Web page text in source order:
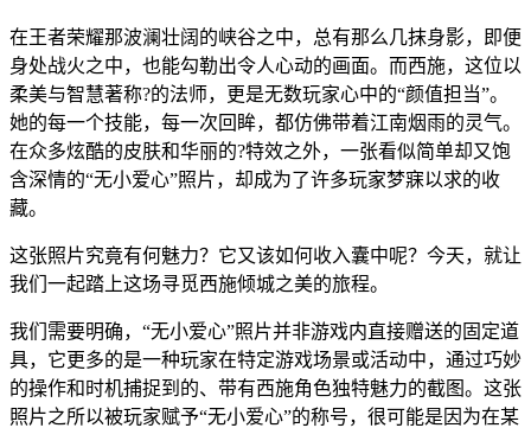
在王者荣耀那波澜壮阔的峡谷之中，总有那么几抹身影，即便
身处战火之中，也能勾勒出令人心动的画面。而西施，这位以
柔美与智慧著称?的法师，更是无数玩家心中的“颜值担当”。
她的每一个技能，每一次回眸，都仿佛带着江南烟雨的灵气。
在众多炫酷的皮肤和华丽的?特效之外，一张看似简单却又饱
含深情的“无小爱心”照片，却成为了许多玩家梦寐以求的收
藏。
这张照片究竟有何魅力？它又该如何收入囊中呢？今天，就让
我们一起踏上这场寻觅西施倾城之美的旅程。
我们需要明确，“无小爱心”照片并非游戏内直接赠送的固定道
具，它更多的是一种玩家在特定游戏场景或活动中，通过巧妙
的操作和时机捕捉到的、带有西施角色独特魅力的截图。这张
照片之所以被玩家赋予“无小爱心”的称号，很可能是因为在某